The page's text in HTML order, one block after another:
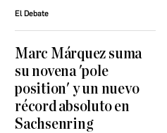
El Debate
Marc Márquez suma
su novena 'pole
position' y un nuevo
récord absoluto en
Sachsenring